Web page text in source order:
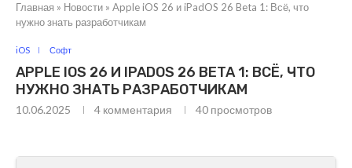
Главная » Новости » Apple iOS 26 и iPadOS 26 Beta 1: Всё, что
нужно знать разработчикам
iOS Софт
APPLE IOS 26 И IPADOS 26 BETA 1: ВСЁ, ЧТО
НУЖНО ЗНАТЬ РАЗРАБОТЧИКАМ
10.06.2025 4 комментария 40 просмотров